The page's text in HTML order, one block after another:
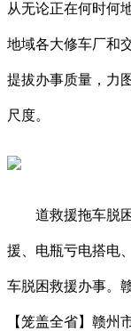
从无论正在何时何
地域各大修车厂和
提拔办事质量，力
尺度。
道救援拖车脱困
援、电瓶亏电搭电
车脱困救援办事。
【笼盖全省】赣州